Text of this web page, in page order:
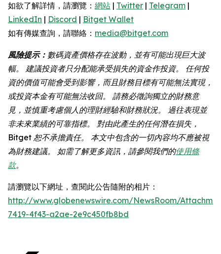
如欲了解詳情，請瀏覽： 網站 | Twitter | Telegram |
LinkedIn | Discord | Bitget Wallet
如有傳媒查詢，請聯絡： media@bitget.com
風險提示： 數碼資產價格存在波動，並有可能出現巨大波
幅。 建議投資者只分配能承受損失的資金作投資。 任何投
資的價值可能會受到影響，而且財務目標有可能無法實現，
或投資本金有可能無法收回。 請務必徵詢獨立的財務意
見，並慎重考慮個人的理財經驗和財務狀況。 過往表現並
非未來業績的可靠指標。 對由此產生的任何潛在損失，
Bitget 恕不承擔責任。 本文中包含的一切內容均不應被視
為財務建議。 如需了解更多資訊，請參閱我們的使用條
款。
請瀏覽以下網址，查閱此公告隨附的相片：
http://www.globenewswire.com/NewsRoom/
7419-4f43-a2ae-2e9c450fb8bd